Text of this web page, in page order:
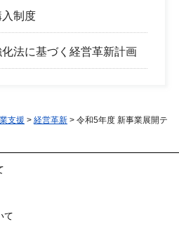
制度
法に基づく経営革新計画
支援 > 経営革新 > 令和5年度 新事業展開テ
て